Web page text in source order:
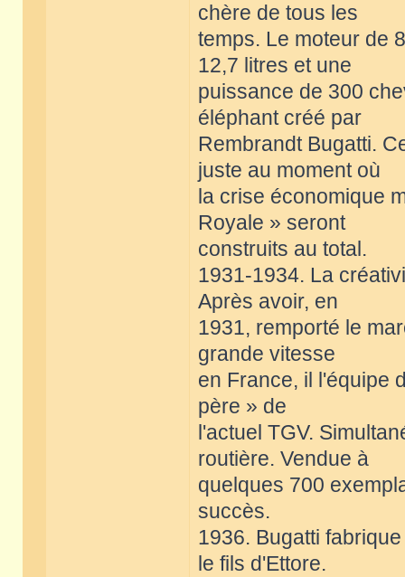
chère de tous les
temps. Le moteur de
12,7 litres et une
puissance de 300
éléphant créé par
Rembrandt Bugatti.
juste au moment où
la crise économique
Royale » seront
construits au total.
1931-1934. La
Après avoir, en
1931, remporté le
grande vitesse
en France, il l'équipe
père » de
l'actuel TGV.
routière. Vendue à
quelques 700
succès.
1936. Bugatti
le fils d'Ettore.